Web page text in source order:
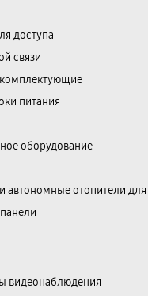
доступа
связи
питания
оборудование
автономные отопители
видеонаблюдения